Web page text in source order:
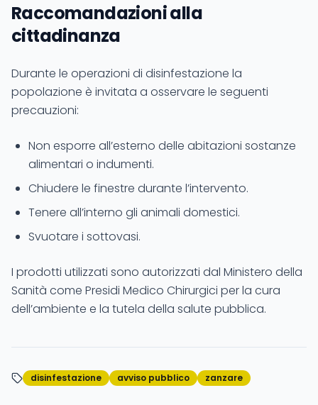
Raccomandazioni alla
cittadinanza
Durante le operazioni di disinfestazione la
popolazione è invitata a osservare le seguenti
precauzioni:
Non esporre all’esterno delle abitazioni sostanze
alimentari o indumenti.
Chiudere le finestre durante l’intervento.
Tenere all’interno gli animali domestici.
Svuotare i sottovasi.
I prodotti utilizzati sono autorizzati dal Ministero della
Sanità come Presidi Medico Chirurgici per la cura
dell’ambiente e la tutela della salute pubblica.
disinfestazione avviso pubblico zanzare